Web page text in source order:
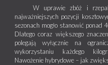
W uprawie zbóż i
najważniejszych pozycji
sezonach mogło stanowić ponad
Dlatego coraz większego
polegają wyłącznie na
wykorzystaniu każdego
Nawożenie hybrydowe – jak